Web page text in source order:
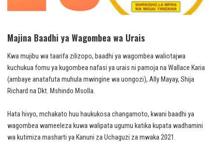
Majina Baadhi ya Wagombea wa Urais
Kwa mujibu wa taarifa zilizopo, baadhi ya wagombea waliotajwa
kuchukua fomu ya kugombea nafasi ya urais ni pamoja na Wallace Karia
(ambaye anatafuta muhula mwingine wa uongozi), Ally Mayay, Shija
Richard na Dkt. Mshindo Msolla.
Hata hivyo, mchakato huu haukukosa changamoto, kwani baadhi ya
wagombea wameeleza kuwa walipata ugumu katika kupata wadhamini
wa kutimiza masharti ya Kanuni za Uchaguzi za mwaka 2021.